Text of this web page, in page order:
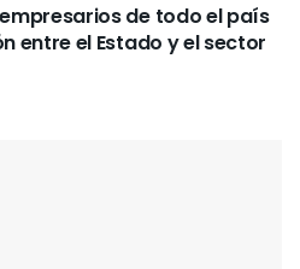
de todo el país
entre el Estado y el sector